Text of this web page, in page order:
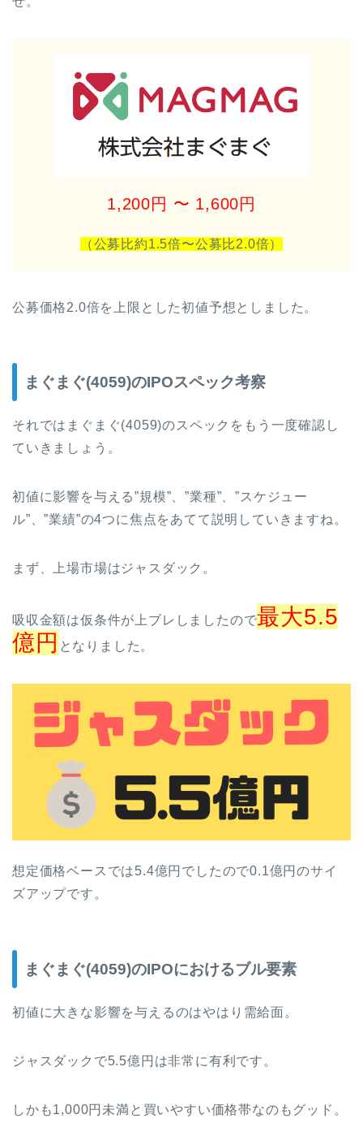
1,200円 〜 1,600円
（公募比約1.5倍〜公募比2.0倍）
公募価格2.0倍を上限とした初値予想としました。
まぐまぐ(4059)のIPOスペック考察
それではまぐまぐ(4059)のスペックをもう一度確認し
ていきましょう。
初値に影響を与える”規模”、”業種”、”スケジュー
ル”、”業績”の4つに焦点をあてて説明していきますね。
まず、上場市場はジャスダック。
吸収金額は仮条件が上ブレしましたので最大5.5
億円 となりました。
想定価格ベースでは5.4億円でしたので0.1億円のサイ
ズアップです。
まぐまぐ(4059)のIPOにおけるブル要素
初値に大きな影響を与えるのはやはり需給面。
ジャスダックで5.5億円は非常に有利です。
しかも1,000円未満と買いやすい価格帯なのもグッド。